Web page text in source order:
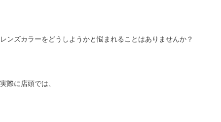
レンズカラーをどうしようかと悩まれることはありませんか？
実際に店頭では、